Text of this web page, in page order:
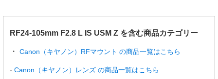
RF24-105mm F2.8 L IS USM Z を含む商品カテゴリー
Canon（キヤノン）RFマウント の商品一覧はこちら
Canon（キヤノン）レンズ の商品一覧はこちら